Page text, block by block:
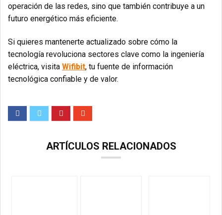
operación de las redes, sino que también contribuye a un
futuro energético más eficiente.
Si quieres mantenerte actualizado sobre cómo la
tecnología revoluciona sectores clave como la ingeniería
eléctrica, visita Wifibit, tu fuente de información
tecnológica confiable y de valor.
ARTÍCULOS RELACIONADOS